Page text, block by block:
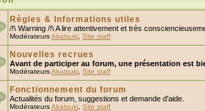
Règles & Informations utiles
/!\ Warning /!\ A lire attentivement et très
ModérateursAkatsuki Site staff
Nouvelles recrues
Avant de participer au forum, une présentation est
ModérateursAkatsuki Site staff
Fonctionnement du forum
Actualités du forum, suggestions et demande d'aide.
ModérateursAkatsuki Site staff